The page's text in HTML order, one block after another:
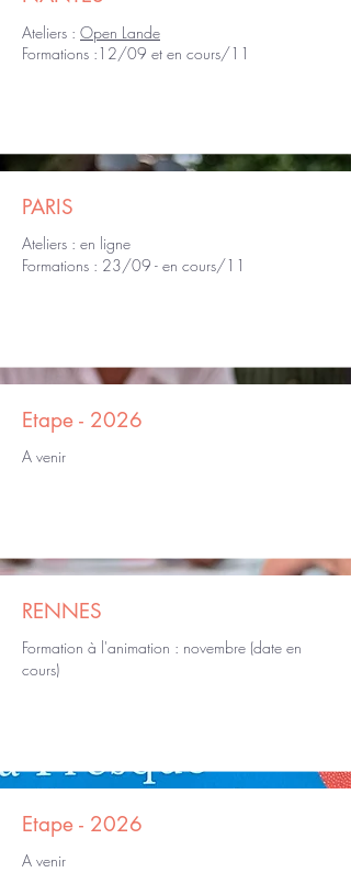
Ateliers : Open Lande
Formations :12/09 et en cours/11
PARIS
Ateliers : en ligne
Formations : 23/09 - en cours/11
Etape - 2026
A venir
RENNES
Formation à l'animation : novembre (date en
cours)
Etape - 2026
A venir